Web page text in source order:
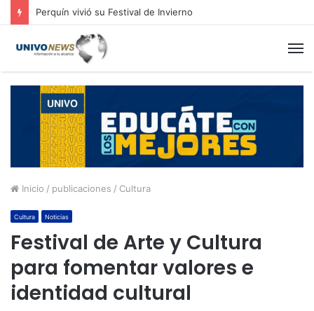
Inicio / publicaciones / Cultura
Cultura Noticias
Festival de Arte y Cultura
para fomentar valores e
identidad cultural